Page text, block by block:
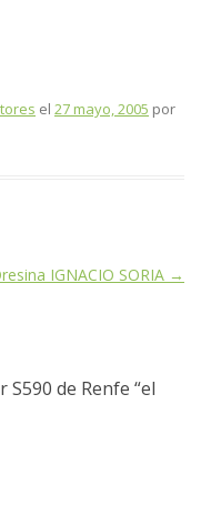
el 27 mayo, 2005 por
IGNACIO SORIA →
de Renfe “el